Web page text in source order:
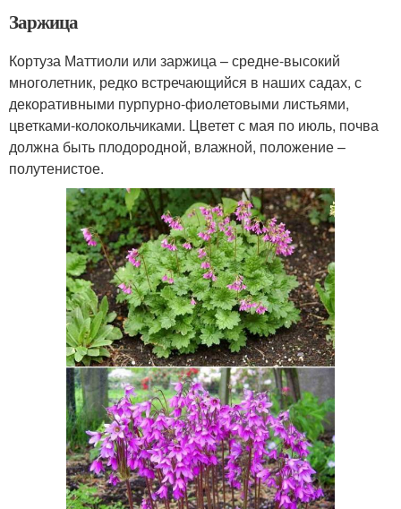
Заржица
Кортуза Маттиоли или заржица – средне-высокий
многолетник, редко встречающийся в наших садах, с
декоративными пурпурно-фиолетовыми листьями,
цветками-колокольчиками. Цветет с мая по июль, почва
должна быть плодородной, влажной, положение –
полутенистое.